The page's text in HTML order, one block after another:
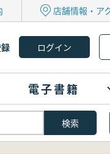
店舗情報・ア
電子書籍